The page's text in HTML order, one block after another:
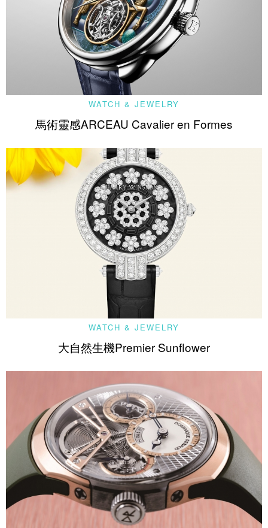
WATCH & JEWELRY
馬術靈感ARCEAU Cavalier en Formes
WATCH & JEWELRY
大自然生機Premier Sunflower